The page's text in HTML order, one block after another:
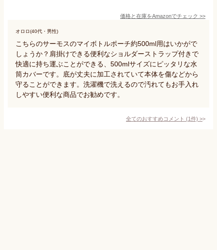
価格と在庫をAmazonでチェック >>
オロロ(40代・男性)
こちらのサーモスのマイボトルポーチ約500ml用はいかがで
しょうか？肩掛けできる便利なショルダーストラップ付きで
快適に持ち運ぶことができる、500mlサイズにピッタリな水
筒カバーです。底が丈夫に加工されていて本体を傷などから
守ることができます。洗濯機で洗えるので汚れてもお手入れ
しやすい便利な商品でお勧めです。
全てのおすすめコメント (1件) >